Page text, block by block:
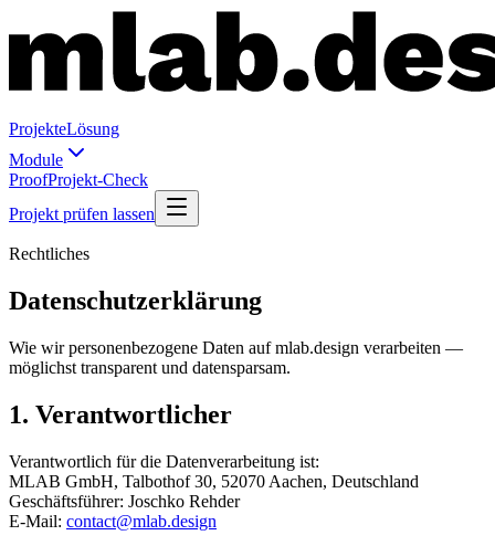
ProjekteLösung
Module
ProofProjekt-Check
Projekt prüfen lassen
Rechtliches
Datenschutzerklärung
Wie wir personenbezogene Daten auf mlab.design verarbeiten —
möglichst transparent und datensparsam.
1. Verantwortlicher
Verantwortlich für die Datenverarbeitung ist:
MLAB GmbH, Talbothof 30, 52070 Aachen, Deutschland
Geschäftsführer: Joschko Rehder
E-Mail: contact@mlab.design